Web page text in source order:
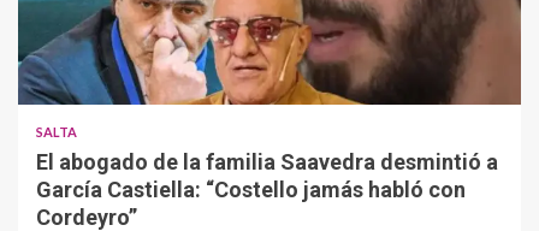
SALTA
El abogado de la familia Saavedra desmintió a
García Castiella: “Costello jamás habló con
Cordeyro”